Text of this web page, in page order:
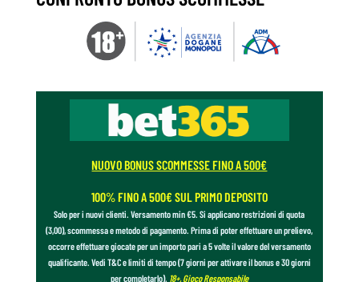
NUOVO BONUS SCOMMESSE FINO A 500€
100% FINO A 500€ SUL PRIMO DEPOSITO
Solo per i nuovi clienti. Versamento min €5. Si applicano restrizioni di quota
(3,00), scommessa e metodo di pagamento. Prima di poter effettuare un prelievo,
occorre effettuare giocate per un importo pari a 5 volte il valore del versamento
qualificante. Vedi T&C e limiti di tempo (7 giorni per attivare il bonus e 30 giorni
per completarlo). 18+, Gioco Responsabile